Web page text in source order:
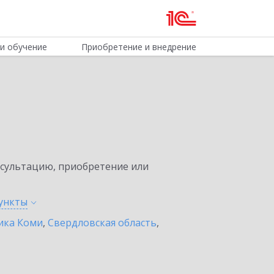
обучение Приобретение и внедрение
приобретение или
Коми, Свердловская область,